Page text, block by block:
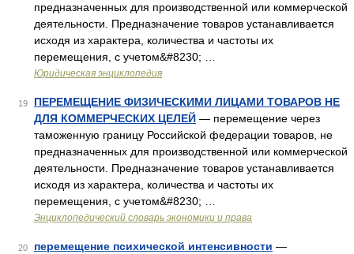
предназначенных для производственной или коммерческой
деятельности. Предназначение товаров устанавливается
исходя из характера, количества и частоты их
перемещения, с учетом&#8230; …
Юридическая энциклопедия
19
ПЕРЕМЕЩЕНИЕ ФИЗИЧЕСКИМИ ЛИЦАМИ ТОВАРОВ НЕ
ДЛЯ КОММЕРЧЕСКИХ ЦЕЛЕЙ — перемещение через
таможенную границу Российской федерации товаров, не
предназначенных для производственной или коммерческой
деятельности. Предназначение товаров устанавливается
исходя из характера, количества и частоты их
перемещения, с учетом&#8230; …
Энциклопедический словарь экономики и права
20 перемещение психической интенсивности —